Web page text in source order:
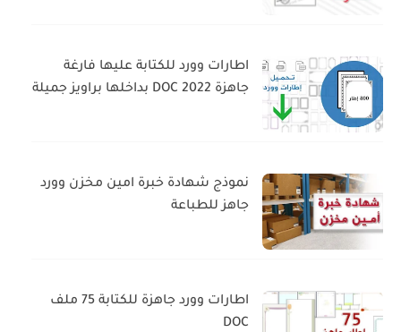
اطارات وورد للكتابة عليها فارغة
جاهزة DOC 2022 بداخلها براويز جميلة
نموذج شهادة خبرة امين مخزن وورد
جاهز للطباعة
اطارات وورد جاهزة للكتابة 75 ملف
DOC